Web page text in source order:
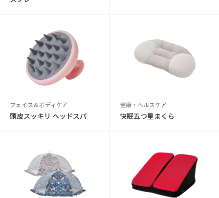
フェイス＆ボディケア
頭皮スッキリ ヘッドスパ
健康・ヘルスケア
快眠五つ星まくら